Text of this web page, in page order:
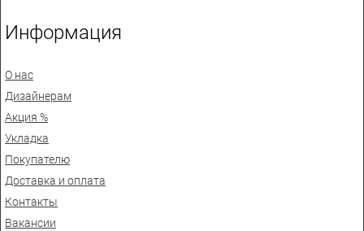
Информация
О нас
Дизайнерам
Акция %
Укладка
Покупателю
Доставка и оплата
Контакты
Вакансии